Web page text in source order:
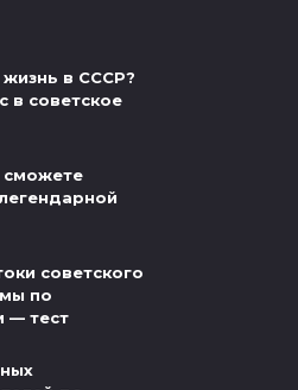
в СССР?
в советское
сможете
советского
по
— тест